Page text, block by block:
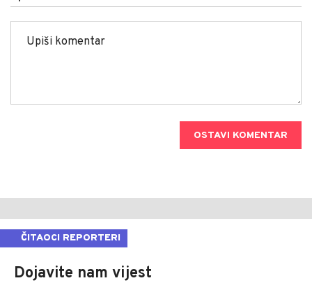
OSTAVI KOMENTAR
ČITAOCI REPORTERI
Dojavite nam vijest